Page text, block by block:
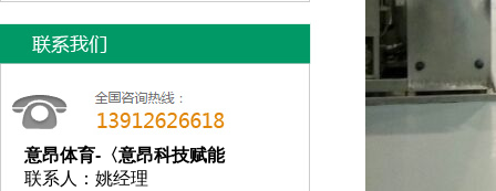
意昂体育-〈意昂科技赋能
联系人：姚经理